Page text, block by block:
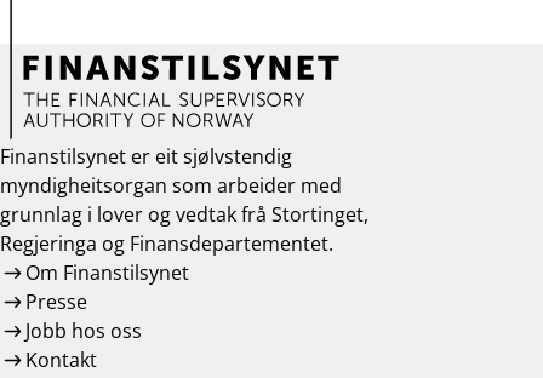
Finanstilsynet er eit sjølvstendig
myndigheitsorgan som arbeider med
grunnlag i lover og vedtak frå Stortinget,
Regjeringa og Finansdepartementet.
Om Finanstilsynet
Presse
Jobb hos oss
Kontakt